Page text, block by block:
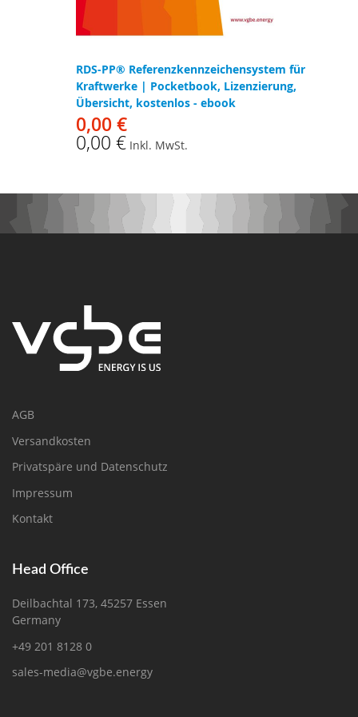
RDS-PP® Referenzkennzeichensystem für
Kraftwerke | Pocketbook, Lizenzierung,
Übersicht, kostenlos - ebook
0,00 €
0,00 € Inkl. MwSt.
AGB
Versandkosten
Privatspäre und Datenschutz
Impressum
Kontakt
Head Office
Deilbachtal 173, 45257 Essen
Germany
+49 201 8128 0
sales-media@vgbe.energy